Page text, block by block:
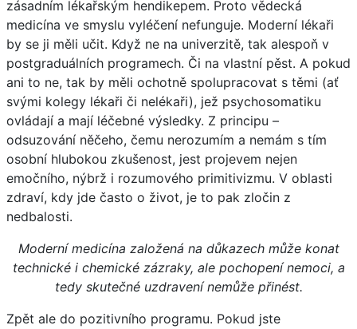
zásadním lékařským hendikepem. Proto vědecká
medicína ve smyslu vyléčení nefunguje. Moderní lékaři
by se ji měli učit. Když ne na univerzitě, tak alespoň v
postgraduálních programech. Či na vlastní pěst. A pokud
ani to ne, tak by měli ochotně spolupracovat s těmi (ať
svými kolegy lékaři či nelékaři), jež psychosomatiku
ovládají a mají léčebné výsledky. Z principu –
odsuzování něčeho, čemu nerozumím a nemám s tím
osobní hlubokou zkušenost, jest projevem nejen
emočního, nýbrž i rozumového primitivizmu. V oblasti
zdraví, kdy jde často o život, je to pak zločin z
nedbalosti.
Moderní medicína založená na důkazech může konat
technické i chemické zázraky, ale pochopení nemoci, a
tedy skutečné uzdravení nemůže přinést.
Zpět ale do pozitivního programu. Pokud jste